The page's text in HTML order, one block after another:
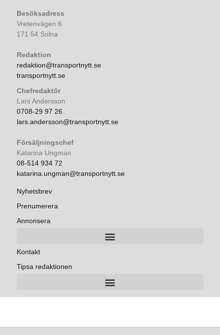
Besöksadress
Vretenvägen 6
171 54 Solna
Redaktion
redaktion@transportnytt.se
transportnytt.se
Chefredaktör
Lars Andersson
0708-29 97 26
lars.andersson@transportnytt.se
Försäljningschef
Katarina Ungman
08-514 934 72
katarina.ungman@transportnytt.se
Nyhetsbrev
Prenumerera
Annonsera
Kontakt
Tipsa redaktionen